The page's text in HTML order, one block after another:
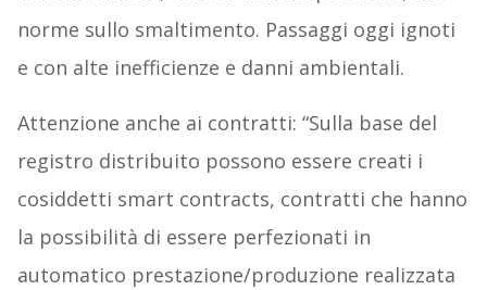
norme sullo smaltimento. Passaggi oggi ignoti
e con alte inefficienze e danni ambientali.
Attenzione anche ai contratti: “Sulla base del
registro distribuito possono essere creati i
cosiddetti smart contracts, contratti che hanno
la possibilità di essere perfezionati in
automatico prestazione/produzione realizzata